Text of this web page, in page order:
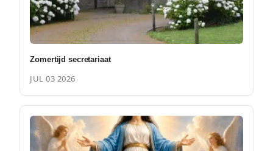
Zomertijd secretariaat
JUL 03 2026